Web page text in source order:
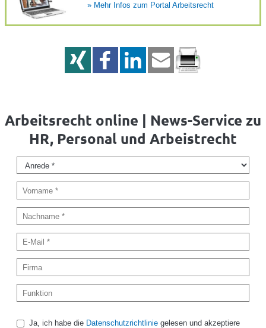
»Mehr Infos zum Portal Arbeits­recht
Arbeitsrecht online | News-Service zu
HR, Personal und Arbeistrecht
Ja, ich habe die Datenschutzrichtliniegelesen und akzeptiere